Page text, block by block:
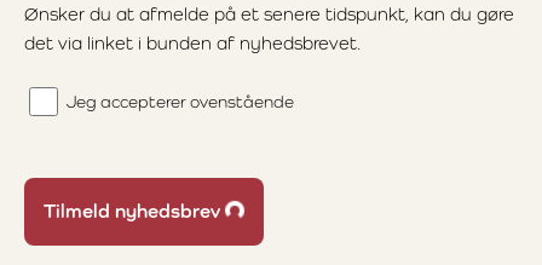
Ønsker du at afmelde på et senere tidspunkt, kan du gøre
det via linket i bunden af nyhedsbrevet.
Jeg accepterer ovenstående
Tilmeld nyhedsbrev Loading...